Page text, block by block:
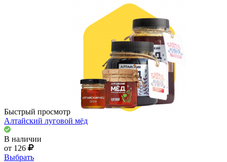
Быстрый просмотр
Алтайский луговой мёд
В наличии
от 126
Выбрать